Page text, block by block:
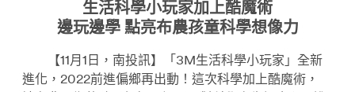
生活科學小玩家加上酷魔術
邊玩邊學 點亮布農孩童科學想像力
【11月1日，南投訊】「3M生活科學小玩家」全新
進化，2022前進偏鄉再出動！這次科學加上酷魔術，